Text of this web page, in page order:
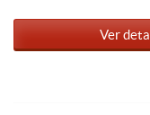
Ver